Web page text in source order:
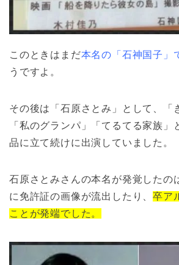
このときはまだ本名の「石神国子」
うですよ。
その後は「石原さとみ」として、「
「私のグランパ」「てるてる家族」
品に立て続けに出演していました。
石原さとみさんの本名が発覚したの
に免許証の画像が流出したり、卒ア
ことが発端でした。